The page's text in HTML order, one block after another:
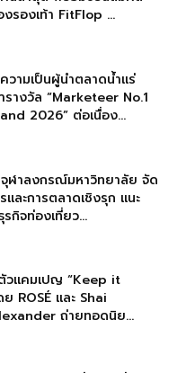
รองเท้า FitFlop ...
วามเป็นผู้นำตลาดน้ำแร่
รางวัล “Marketeer No.1
2026” ต่อเนื่อง...
ฬาลงกรณ์มหาวิทยาลัย จัด
และการตลาดเชิงรุก แนะ
กิจท่องเที่ยว...
วแคมเปญ “Keep it
ROSÉ และ Shai
ถ่ายทอดนิย...